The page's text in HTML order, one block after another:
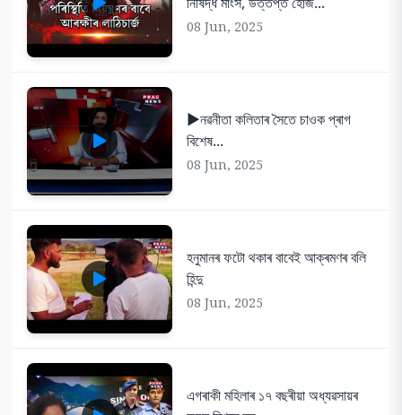
08 Jun, 2025
▶️নৱনীতা কলিতাৰ সৈতে চাওক প্ৰাগ
বিশেষ...
08 Jun, 2025
হনুমানৰ ফটো থকাৰ বাবেই আক্ৰমণৰ বলি
হিন্দু
08 Jun, 2025
এগৰাকী মহিলাৰ ১৭ বছৰীয়া অধ্যৱসায়ৰ